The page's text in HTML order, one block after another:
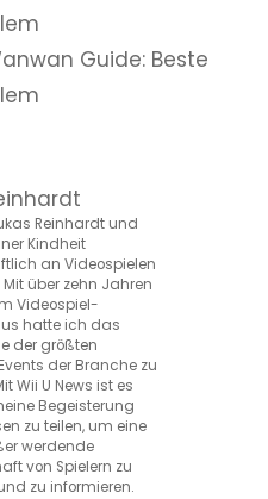
Guide: Beste
Reinhardt und
Kindheit
an Videospielen
Mit über zehn Jahren
Videospiel-
hatte ich das
der größten
der Branche zu
Wii U News ist es
Begeisterung
zu teilen, um eine
werdende
von Spielern zu
zu informieren.